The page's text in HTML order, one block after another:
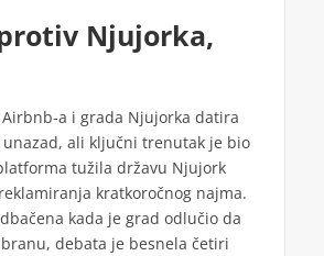
Njujorka,
a i grada Njujorka datira
ali ključni trenutak je bio
tužila državu Njujork
kratkoročnog najma.
kada je grad odlučio da
debata je besnela četiri